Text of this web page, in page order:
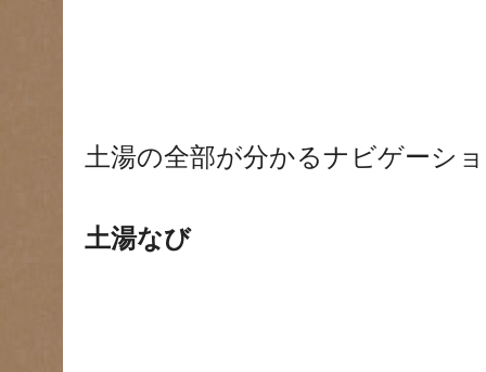
土湯の全部が分かるナビゲーシ
土湯なび